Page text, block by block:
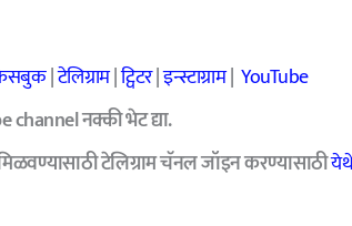
|टेलिग्राम|ट्विटर|इन्स्टाग्राम|YouTube
channel नक्की भेट द्या.
टेलिग्राम चॅनल जॉइन करण्यासाठी